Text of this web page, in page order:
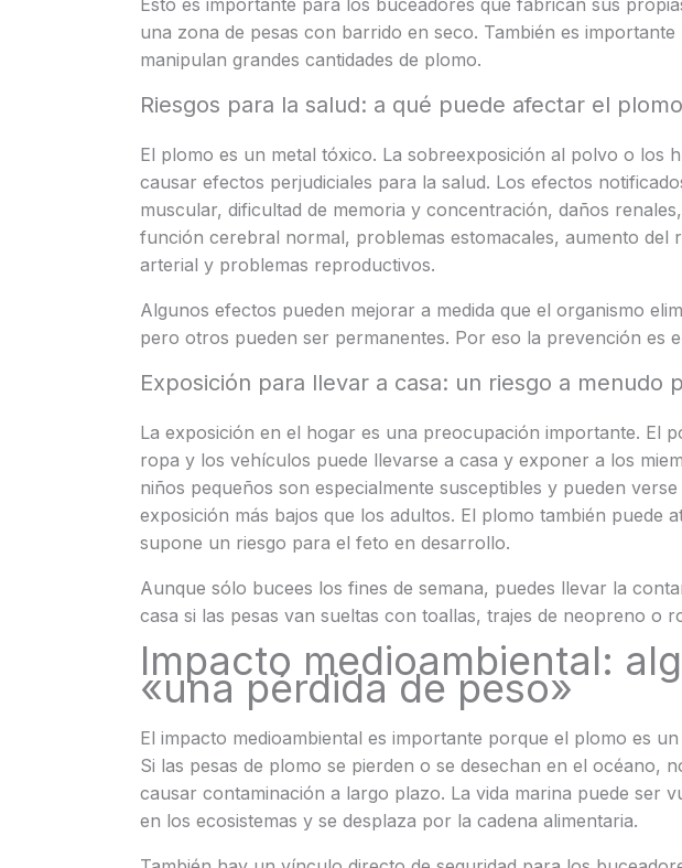
Esto es importante para los buceadores que fabrican sus
una zona de pesas con barrido en seco. También es
manipulan grandes cantidades de plomo.
Riesgos para la salud: a qué puede afectar el plomo
El plomo es un metal tóxico. La sobreexposición al polvo o los
causar efectos perjudiciales para la salud. Los efectos
muscular, dificultad de memoria y concentración, daños
función cerebral normal, problemas estomacales, aumento del
arterial y problemas reproductivos.
Algunos efectos pueden mejorar a medida que el organismo
pero otros pueden ser permanentes. Por eso la prevención es
Exposición para llevar a casa: un riesgo a menudo
La exposición en el hogar es una preocupación importante. El
ropa y los vehículos puede llevarse a casa y exponer a los
niños pequeños son especialmente susceptibles y pueden
exposición más bajos que los adultos. El plomo también puede
supone un riesgo para el feto en desarrollo.
Aunque sólo bucees los fines de semana, puedes llevar la
casa si las pesas van sueltas con toallas, trajes de neopreno o
Impacto medioambiental:
«una pérdida de peso»
El impacto medioambiental es importante porque el plomo es
Si las pesas de plomo se pierden o se desechan en el océano,
causar contaminación a largo plazo. La vida marina puede ser
en los ecosistemas y se desplaza por la cadena alimentaria.